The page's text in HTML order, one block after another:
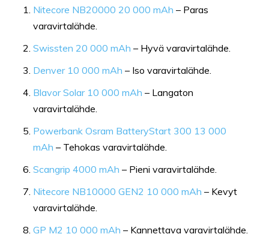
Nitecore NB20000 20 000 mAh – Paras
varavirtalähde.
Swissten 20 000 mAh – Hyvä varavirtalähde.
Denver 10 000 mAh – Iso varavirtalähde.
Blavor Solar 10 000 mAh – Langaton
varavirtalähde.
Powerbank Osram BatteryStart 300 13 000
mAh – Tehokas varavirtalähde.
Scangrip 4000 mAh – Pieni varavirtalähde.
Nitecore NB10000 GEN2 10 000 mAh – Kevyt
varavirtalähde.
GP M2 10 000 mAh – Kannettava varavirtalähde.